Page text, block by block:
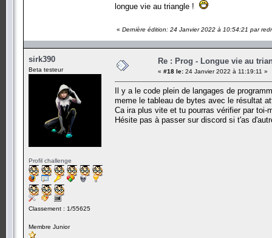
longue vie au triangle !
« Dernière édition: 24 Janvier 2022 à 10:54:21 par
sirk390
Beta testeur
Profil challenge
Classement : 1/55625
Membre Junior
Re : Prog - Longue vie au
« #18 le: 24 Janvier 2022 à 11:19:11 »
Il y a le code plein de langages de
meme le tableau de bytes avec le résultat
Ca ira plus vite et tu pourras vérifier par toi-
Hésite pas à passer sur discord si t'as